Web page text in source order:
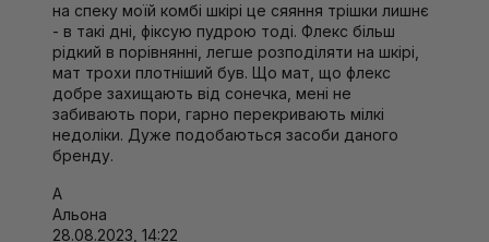
на спеку моїй комбі шкірі це сяяння трішки лишнє
- в такі дні, фіксую пудрою тоді. Флекс більш
рідкий в порівнянні, легше розподіляти на шкірі,
мат трохи плотніший був. Що мат, що флекс
добре захищають від сонечка, мені не
забивають пори, гарно перекривають мілкі
недоліки. Дуже подобаються засоби даного
бренду.
А
Альона
28.08.2023, 14:22